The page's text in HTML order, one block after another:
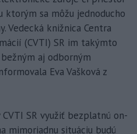
ktorým sa môžu jednoducho
Vedecká knižnica Centra
(CVTI) SR im takýmto
aj odborným
Eva Vašková z
SR využiť bezplatnú on-
mimoriadnu situáciu budú